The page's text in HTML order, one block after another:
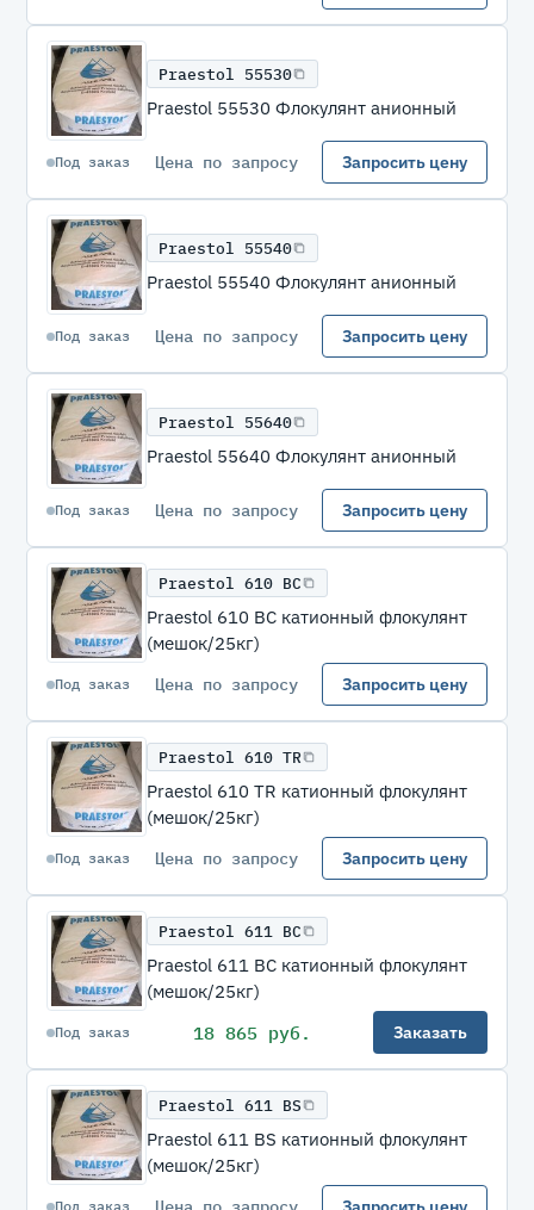
Praestol 55530
Praestol 55530 Флокулянт анионный
Под заказ Цена по запросу Запросить цену
Praestol 55540
Praestol 55540 Флокулянт анионный
Под заказ Цена по запросу Запросить цену
Praestol 55640
Praestol 55640 Флокулянт анионный
Под заказ Цена по запросу Запросить цену
Praestol 610 BC
Praestol 610 BC катионный флокулянт
(мешок/25кг)
Под заказ Цена по запросу Запросить цену
Praestol 610 TR
Praestol 610 TR катионный флокулянт
(мешок/25кг)
Под заказ Цена по запросу Запросить цену
Praestol 611 BC
Praestol 611 BC катионный флокулянт
(мешок/25кг)
Под заказ 18 865 руб. Заказать
Praestol 611 BS
Praestol 611 BS катионный флокулянт
(мешок/25кг)
Под заказ